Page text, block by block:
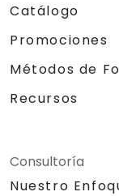
Catálogo
Promociones
Métodos de
Recursos
Consultoría
Nuestro